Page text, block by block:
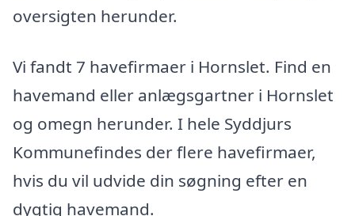
oversigten herunder.
Vi fandt 7 havefirmaer i Hornslet. Find en
havemand eller anlægsgartner i Hornslet
og omegn herunder. I hele Syddjurs
Kommunefindes der flere havefirmaer,
hvis du vil udvide din søgning efter en
dygtig havemand.